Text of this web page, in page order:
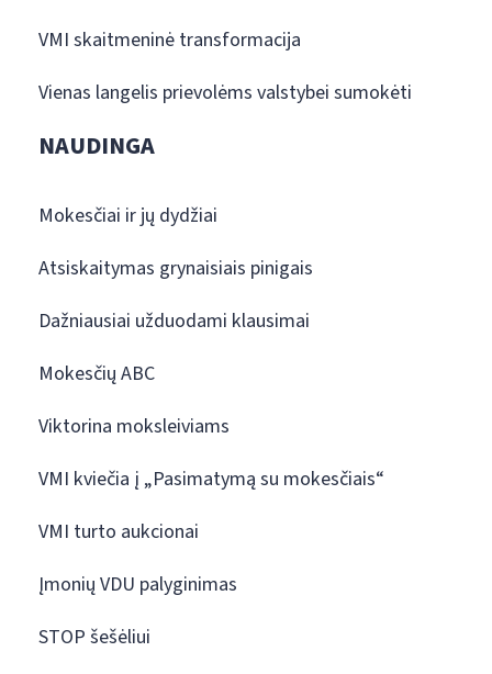
VMI skaitmeninė transformacija
Vienas langelis prievolėms valstybei sumokėti
NAUDINGA
Mokesčiai ir jų dydžiai
Atsiskaitymas grynaisiais pinigais
Dažniausiai užduodami klausimai
Mokesčių ABC
Viktorina moksleiviams
VMI kviečia į „Pasimatymą su mokesčiais“
VMI turto aukcionai
Įmonių VDU palyginimas
STOP šešėliui